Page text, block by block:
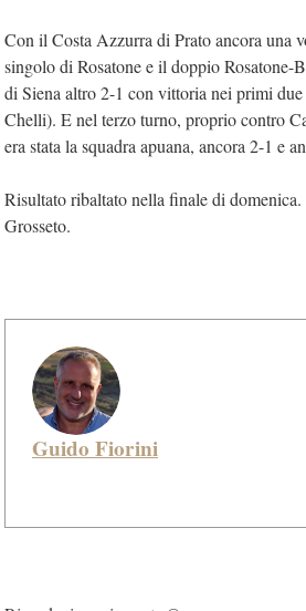
Con il Costa Azzurra di Prato ancora una
singolo di Rosatone e il doppio Rosatone-
di Siena altro 2-1 con vittoria nei primi
Chelli). E nel terzo turno, proprio contro
era stata la squadra apuana, ancora 2-1 e
Risultato ribaltato nella finale di domenica.
Grosseto.
Guido Fiorini